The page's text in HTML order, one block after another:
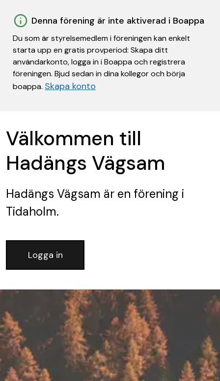
Denna förening är inte aktiverad i Boappa
Du som är styrelsemedlem i föreningen kan enkelt
starta upp en gratis provperiod: Skapa ditt
användarkonto, logga in i Boappa och registrera
föreningen. Bjud sedan in dina kollegor och börja
boappa. Skapa konto
Välkommen till
Hadängs Vägsam
Hadängs Vägsam är en förening i
Tidaholm.
Logga in